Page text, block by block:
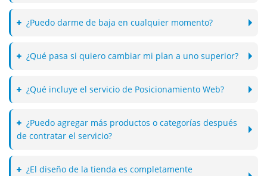
¿Puedo darme de baja en cualquier momento?
¿Qué pasa si quiero cambiar mi plan a uno superior?
¿Qué incluye el servicio de Posicionamiento Web?
¿Puedo agregar más productos o categorías después
de contratar el servicio?
¿El diseño de la tienda es completamente